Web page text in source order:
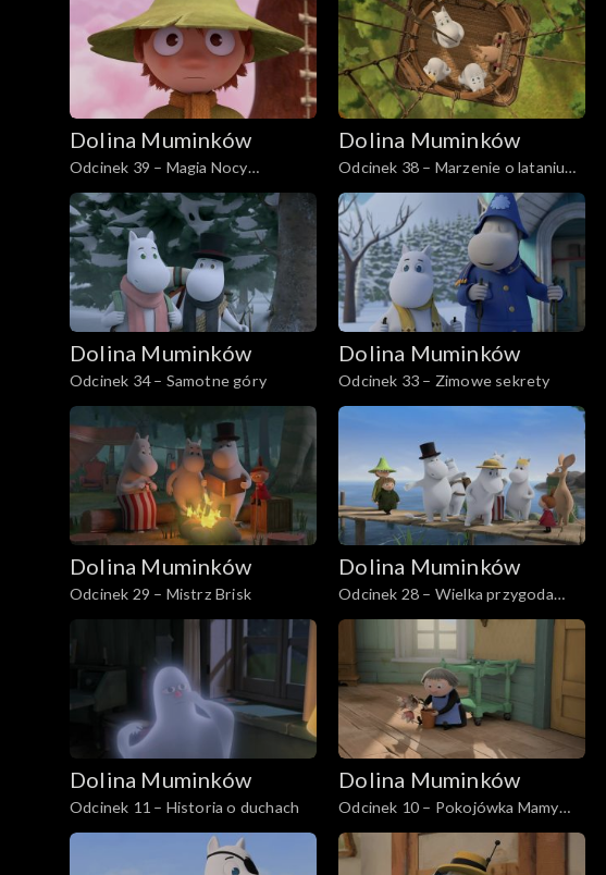
Dolina Muminków
Odcinek 39 – Magia Nocy
Świętojańskiej
Dolina Muminków
Odcinek 38 – Marzenie o lataniu
Mamusi Muminka
Dolina Muminków
Odcinek 34 – Samotne góry
Dolina Muminków
Odcinek 33 – Zimowe sekrety
Dolina Muminków
Odcinek 29 – Mistrz Brisk
Dolina Muminków
Odcinek 28 – Wielka przygoda
Muminka
Dolina Muminków
Odcinek 11 – Historia o duchach
Dolina Muminków
Odcinek 10 – Pokojówka Mamy
Muminka